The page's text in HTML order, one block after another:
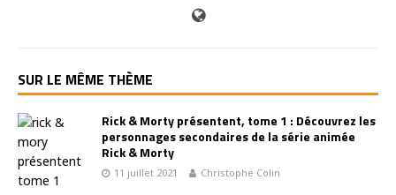
SUR LE MÊME THÈME
Rick & Morty présentent, tome 1 : Découvrez les
personnages secondaires de la série animée
Rick & Morty
11 juillet 2021 Christophe Colin